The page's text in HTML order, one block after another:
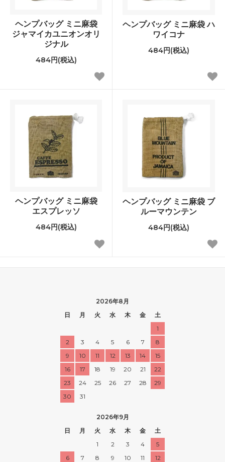
ヘンプバッグ ミニ麻袋
ジャマイカユニオンオリ
ジナル
484円(税込)
ヘンプバッグ ミニ麻袋 ハ
ワイコナ
484円(税込)
ヘンプバッグ ミニ麻袋
エスプレッソ
484円(税込)
ヘンプバッグ ミニ麻袋 ブ
ルーマウンテン
484円(税込)
2026年8月
日
月 火 水 木 金
土
1
2
3 4 5 6 7
8
9
10 11 12 13 14
15
16
17 18 19 20 21
22
23
24 25 26 27 28
29
30
31
2026年9月
日
月 火 水 木 金
土
1
2 3 4
5
6
7 8 9 10 11
12